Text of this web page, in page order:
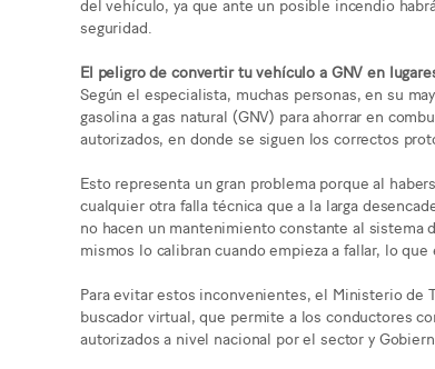
seguridad.
El peligro de convertir tu vehículo a GNV en
Según el especialista, muchas personas, en su
gasolina a gas natural (GNV) para ahorrar en
autorizados, en donde se siguen los correctos
Esto representa un gran problema porque al
cualquier otra falla técnica que a la larga
no hacen un mantenimiento constante al sistema
mismos lo calibran cuando empieza a fallar, lo
Para evitar estos inconvenientes, el Ministerio de
buscador virtual, que permite a los conductores
autorizados a nivel nacional por el sector y